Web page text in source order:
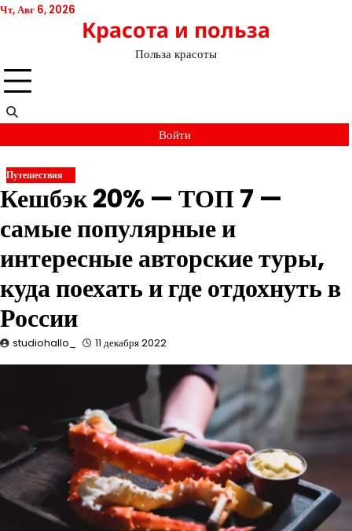
Перейти
Чт, Авг 6, 2026
Красота и польза
Польза красоты
Войти
Путешествия
Кешбэк 20% — ТОП 7 —
самые популярные и
интересные авторские туры,
куда поехать и где отдохнуть в
России
studiohallo_ 11 декабря 2022